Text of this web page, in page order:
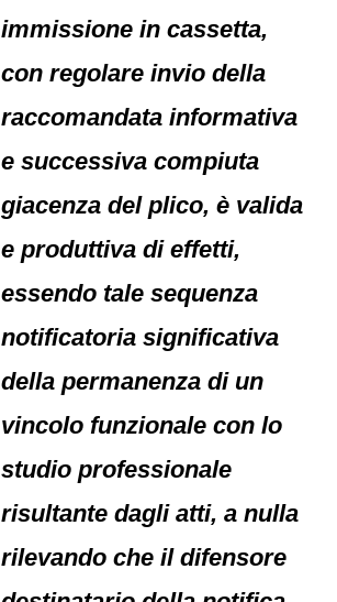
immissione in cassetta,
con regolare invio della
raccomandata informativa
e successiva compiuta
giacenza del plico, è valida
e produttiva di effetti,
essendo tale sequenza
notificatoria significativa
della permanenza di un
vincolo funzionale con lo
studio professionale
risultante dagli atti, a nulla
rilevando che il difensore